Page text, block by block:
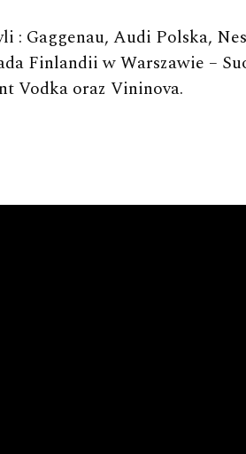
Gaggenau, Audi Polska,
Finlandii w Warszawie –
Vodka oraz Vininova.